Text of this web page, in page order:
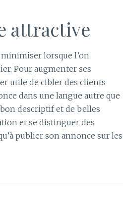
attractive
lorsque l’on
Pour augmenter ses
utile de cibler des clients
dans une langue autre que
descriptif et de belles
et se distinguer des
publier son annonce sur les